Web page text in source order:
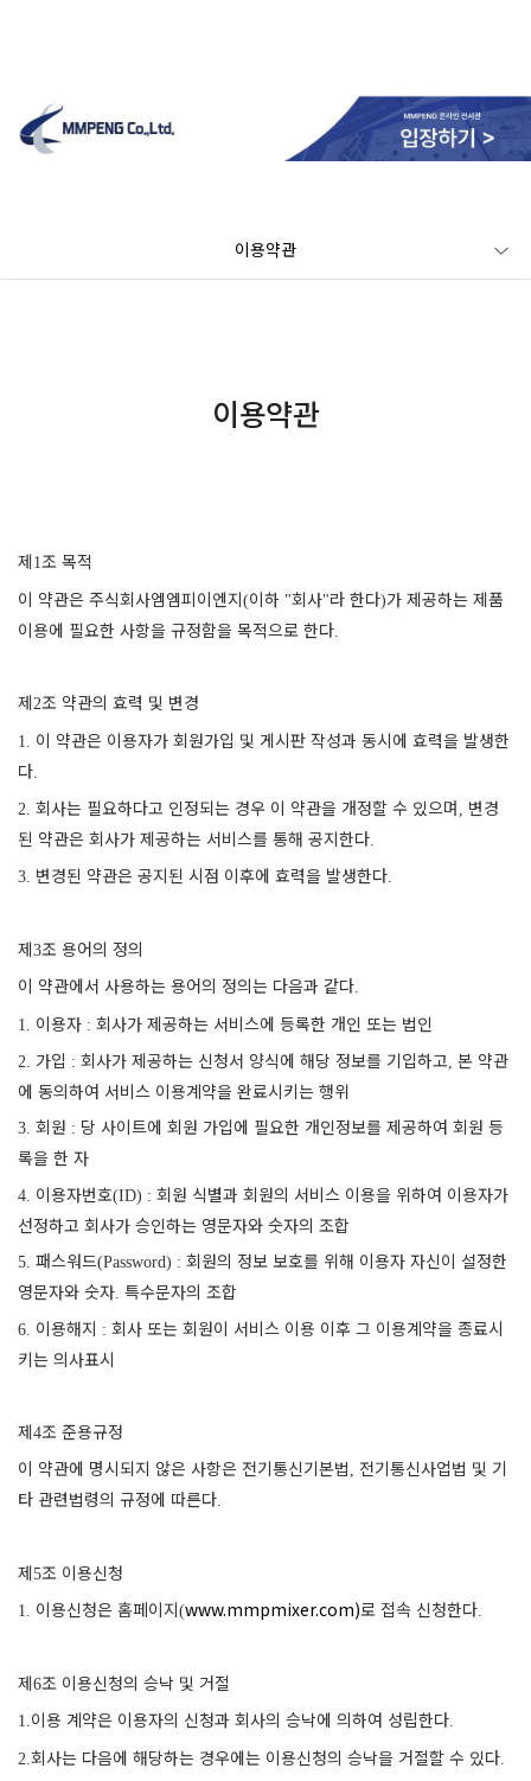
이용약관
이용약관
제 1조 목적
이 약관은 주식회사엠엠피이엔지(이하 "회사"라 한다)가 제공하는 제품
이용에 필요한 사항을 규정함을 목적으로 한다
제2조 약관의 효력 및 변경
1. 이 약관은 이용자가 회원가입 및 게시판 작성과 동시에 효력을 발생한
다
2. 회사는 필요하다고 인정되는 경우 이 약관을 개정할 수 있으며 , 변경
된 약관은 회사가 제공하는 서비스를 통해 공지한다.
3. 변경된 약관은 공지된 시점 이후에 효력을 발생한다.
제3조 용어의 정의
이 약관에서 사용하는 용어의 정의는 다음과 같다.
1. 이용자 : 회사가 제공하는 서비스에 등록한 개인 또는 법인
2. 가입 : 회사가 제공하는 신청서 양식에 해당 정보를 기입하고, 본 약관
에 동의하여 서비스 이용계약을 완료시키는 행위
3. 회원 : 당 사이트에 회원 가입에 필요한 개인정보를 제공하여 회원 등
록을 한 자
4. 이용자번호(ID) : 회원 식별과 회원의 서비스 이용을 위하여 이용자가
선정하고 회사가 승인하는 영문자와 숫자의 조합
5. 패스워드(Password) : 회원의 정보 보호를 위해 이용자 자신이 설정한
영문자와 숫자. 특수문자의 조합
6. 이용해지 : 회사 또는 회원이 서비스 이용 이후 그 이용계약을 종료시
키는 의사표시
제4조 준용규정
이 약관에 명시되지 않은 사항은 전기통신기본법 , 전기통신사업법 및 기
타 관련법령의 규정에 따른다.
제5조 이용신청
1. 이용신청은 홈페이지(www.mmpmixer.com)로 접속 신청한다.
제6조 이용신청의 승낙 및 거절
1.이용 계약은 이용자의 신청과 회사의 승낙에 의하여 성립한다.
2. 회사는 다음에 해당하는 경우에는 이용신청의 승낙을 거절할 수 있다